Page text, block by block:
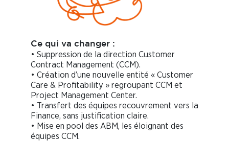
Ce qui va changer :
• Suppression de la direction Customer
Contract Management (CCM).
• Création d’une nouvelle entité « Customer
Care & Profitability » regroupant CCM et
Project Management Center.
• Transfert des équipes recouvrement vers la
Finance, sans justification claire.
• Mise en pool des ABM, les éloignant des
équipes CCM.